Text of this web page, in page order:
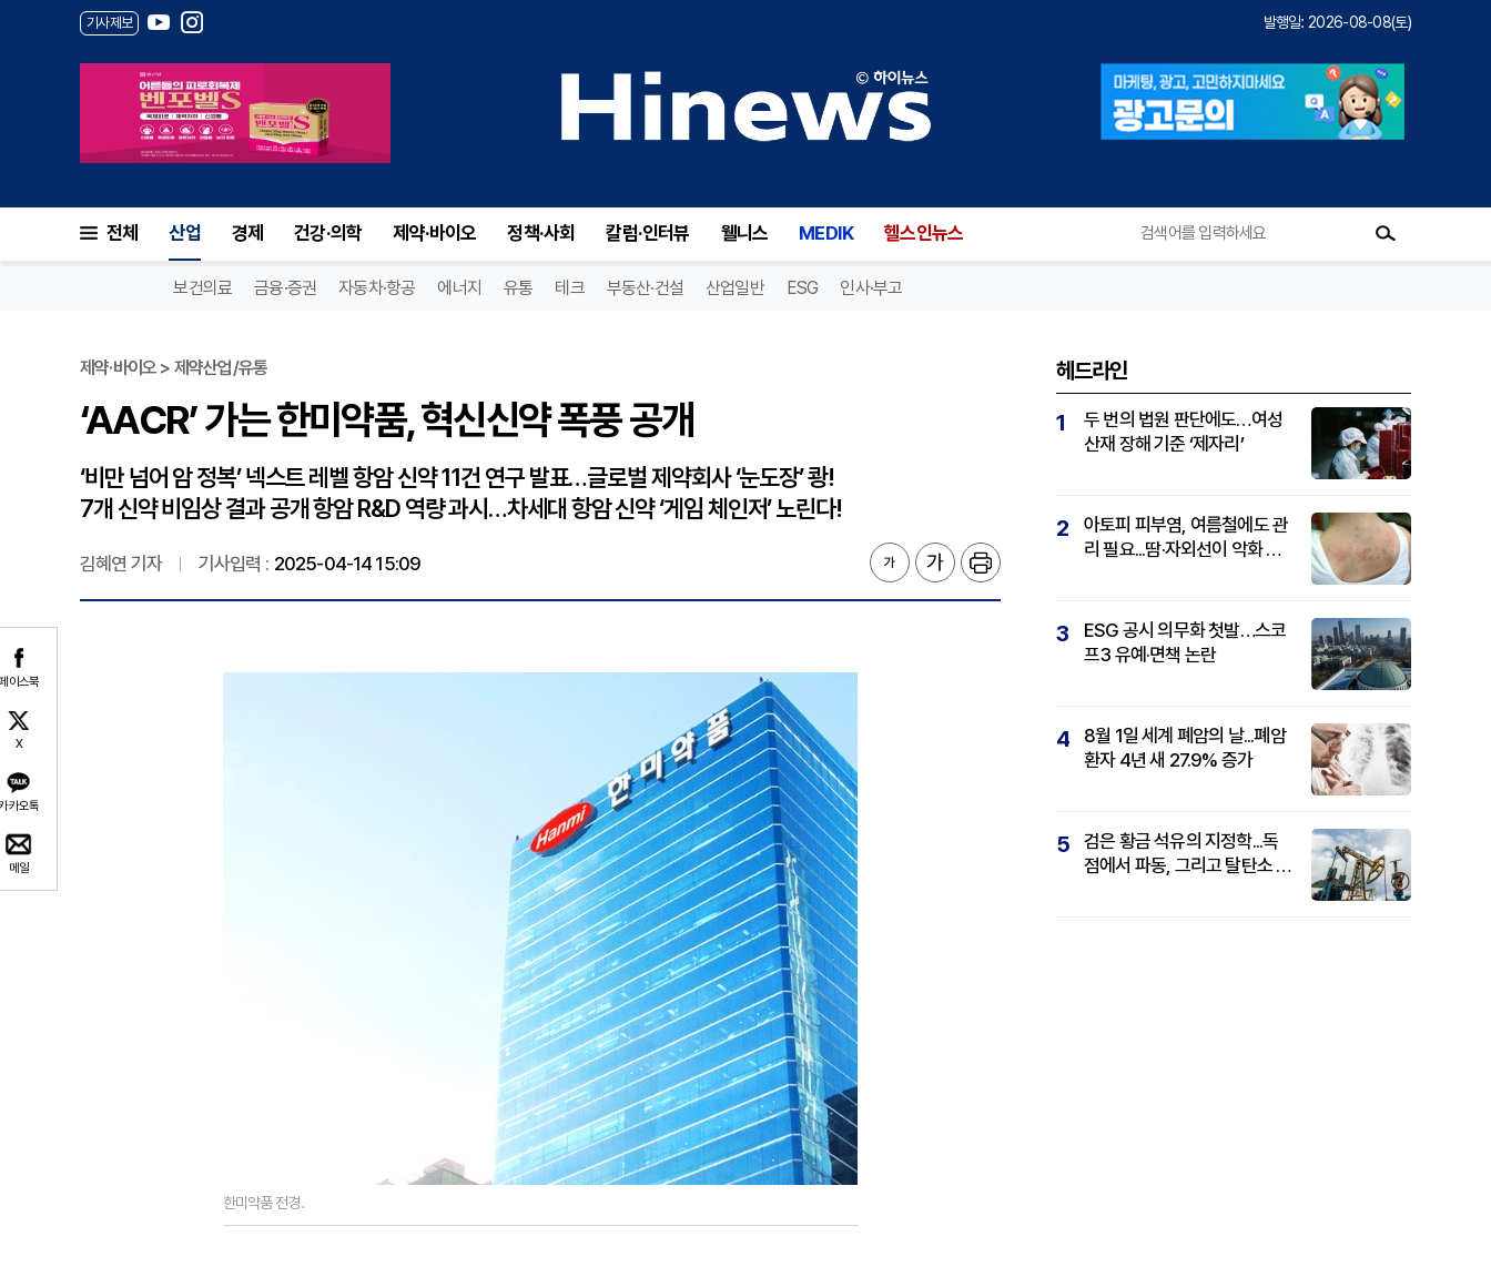
기사제보 발행일: 2026-08-08(토)
전체 산업 경제 건강·의학 제약·바이오 정책·사회 칼럼·인터뷰 웰니스 MEDIK 헬스인뉴스
보건의료 금융·증권 자동차·항공 에너지 유통 테크 부동산·건설 산업일반 ESG 인사·부고
이스북
X
카오톡
메일
제약·바이오 > 제약산업/유통
‘AACR’ 가는 한미약품, 혁신신약 폭풍 공개
‘비만 넘어 암 정복’ 넥스트 레벨 항암 신약 11건 연구 발표…글로벌 제약회사 ‘눈도장’ 쾅!
7개 신약 비임상 결과 공개 항암 R&D 역량 과시…차세대 항암 신약 ‘게임 체인저’ 노린다!
김혜연 기자 기사입력 : 2025-04-14 15:09
한미약품 전경.
헤드라인
1
두 번의 법원 판단에도…여성
산재 장해 기준 ‘제자리’
2
아토피 피부염, 여름철에도 관
리 필요...땀·자외선이 악화 요
3
ESG 공시 의무화 첫발…스코
프3 유예·면책 논란
4
8월 1일 세계 폐암의 날...폐암
환자 4년 새 27.9% 증가
5
검은 황금 석유의 지정학...독
점에서 파동, 그리고 탈탄소 패